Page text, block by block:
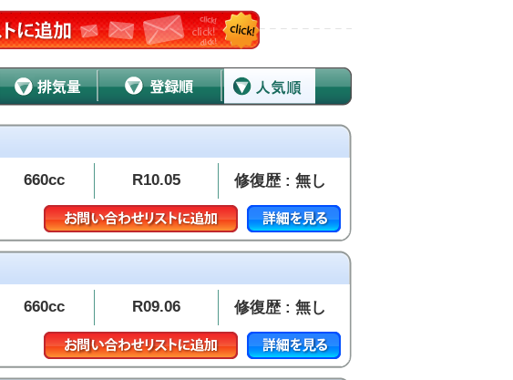
660cc R10.05 修復歴 : 無し
660cc R09.06 修復歴 : 無し